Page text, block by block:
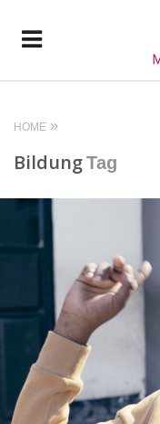
HOME
BildungTag